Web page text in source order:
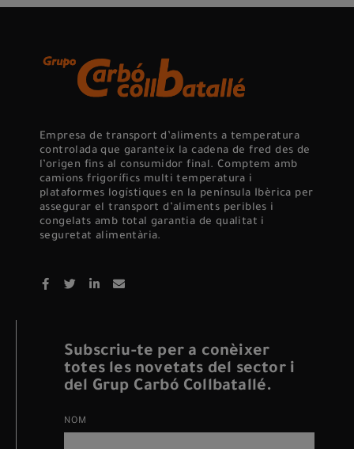
Empresa de transport d’aliments a temperatura
controlada que garanteix la cadena de fred des de
l’origen fins al consumidor final. Comptem amb
camions frigorífics multi temperatura i
plataformes logístiques en la península Ibèrica per
assegurar el transport d’aliments peribles i
congelats amb total garantia de qualitat i
seguretat alimentària.
Subscriu-te per a conèixer
totes les novetats del sector i
del Grup Carbó Collbatallé.
NOM